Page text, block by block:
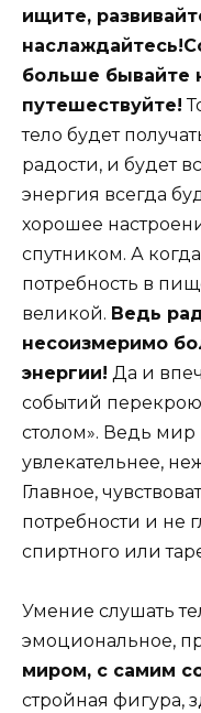
ищите,
наслаждайтесь!
больше бывайте
путешествуйте!
тело будет
радости, и будет
энергия всегда
хорошее
спутником. А
потребность в
великой. Ведь
несоизмеримо
энергии! Да и
событий
столом». Ведь
увлекательнее,
Главное,
потребности и не
спиртного или
Умение слушать
эмоциональное,
миром, с самим
стройная фигура,